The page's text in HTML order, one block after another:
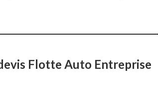
Flotte Auto Entreprise